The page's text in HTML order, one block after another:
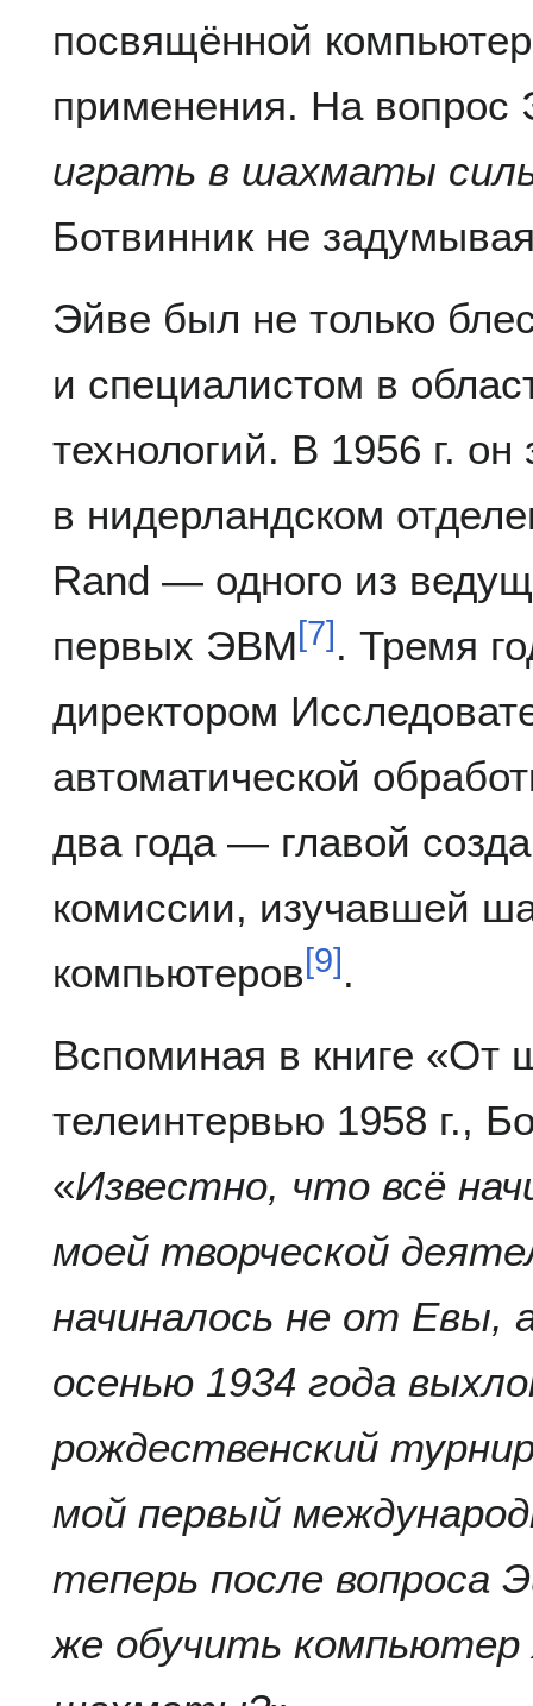
посвящённой
применения. На вопрос
играть в шахматы
Ботвинник не
Эйве был не только
и специалистом в
технологий. В 1956 г. он
в нидерландском
Rand — одного из
первых ЭВМ[7] . Тремя
директором
автоматической
два года — главой
комиссии, изучавшей
компьютеров[9] .
Вспоминая в книге «От
телеинтервью 1958 г.,
«Известно, что всё
моей творческой
начиналось не от Евы,
осенью 1934 года
рождественский
мой первый
теперь после вопроса
же обучить компьютер